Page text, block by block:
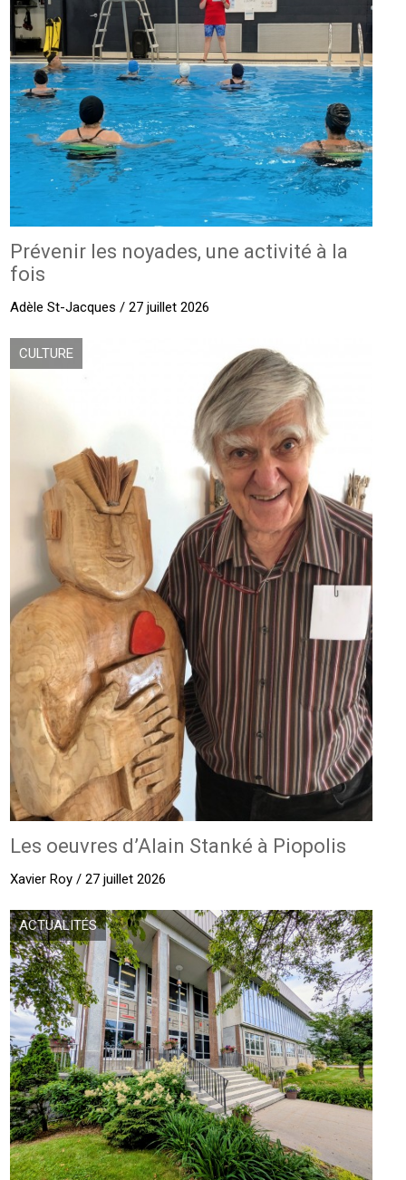
Prévenir les noyades, une activité à la
fois
Adèle St-Jacques / 27 juillet 2026
CULTURE
Les oeuvres d’Alain Stanké à Piopolis
Xavier Roy / 27 juillet 2026
ACTUALITÉS